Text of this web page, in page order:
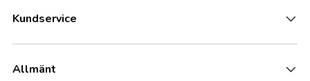
Kundservice
Allmänt